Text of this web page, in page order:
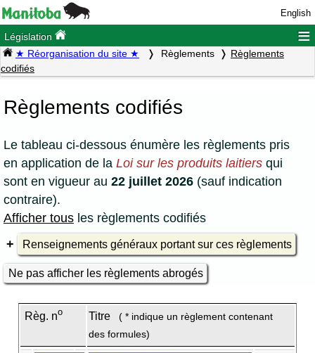
English
Législation ≡
★ Réorganisation du site ★ Règlements
Règlements
codifiés
Règlements codifiés
Le tableau ci-dessous énumère les règlements pris
en application de la Loi sur les produits laitiers qui
sont en vigueur au 22 juillet 2026 (sauf indication
contraire).
Afficher tous les règlements codifiés
Renseignements généraux portant sur ces règlements
Ne pas afficher les règlements abrogés
Règ. no Titre
( * indique un règlement contenant
des formules)